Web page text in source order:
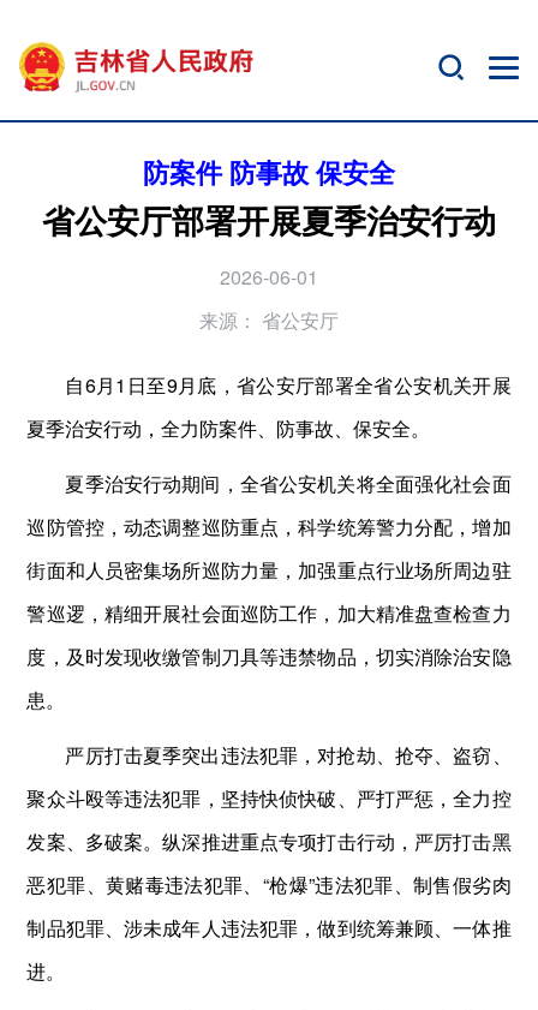
防案件 防事故 保安全
省公安厅部署开展夏季治安行动
2026-06-01
来源： 省公安厅
自6月1日至9月底，省公安厅部署全省公安机关开展
夏季治安行动，全力防案件、防事故、保安全。
夏季治安行动期间，全省公安机关将全面强化社会面
巡防管控，动态调整巡防重点，科学统筹警力分配，增加
街面和人员密集场所巡防力量，加强重点行业场所周边驻
警巡逻，精细开展社会面巡防工作，加大精准盘查检查力
度，及时发现收缴管制刀具等违禁物品，切实消除治安隐
患。
严厉打击夏季突出违法犯罪，对抢劫、抢夺、盗窃、
聚众斗殴等违法犯罪，坚持快侦快破、严打严惩，全力控
发案、多破案。纵深推进重点专项打击行动，严厉打击黑
恶犯罪、黄赌毒违法犯罪、“枪爆”违法犯罪、制售假劣肉
制品犯罪、涉未成年人违法犯罪，做到统筹兼顾、一体推
进。